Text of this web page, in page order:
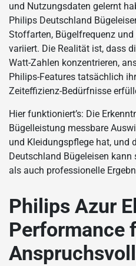
und Nutzungsdaten gelernt
Philips Deutschland
Stoffarten, Bügelfrequenz
variiert. Die Realität ist, dass
Watt-Zahlen konzentrieren,
Philips-Features tatsächlich
Zeiteffizienz-Bedürfnisse
Hier funktioniert’s: Die
Bügelleistung messbare
und Kleidungspflege hat, und
Deutschland Bügeleisen
als auch professionelle
Philips Azur
Performance